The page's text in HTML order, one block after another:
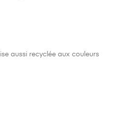
aussi recyclée aux couleurs